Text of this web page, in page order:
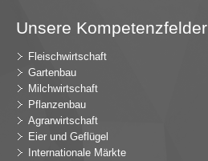
Unsere Kompetenzfelder
Fleischwirtschaft
Gartenbau
Milchwirtschaft
Pflanzenbau
Agrarwirtschaft
Eier und Geflügel
Internationale Märkte